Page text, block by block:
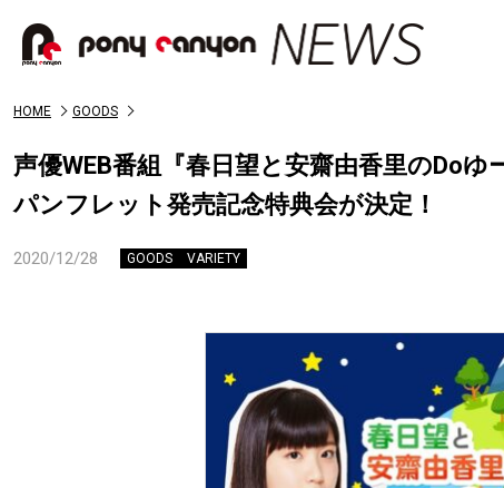
HOME GOODS
声優WEB番組『春日望と安齋由香里のDo
パンフレット発売記念特典会が決定！
2020/12/28 GOODS VARIETY